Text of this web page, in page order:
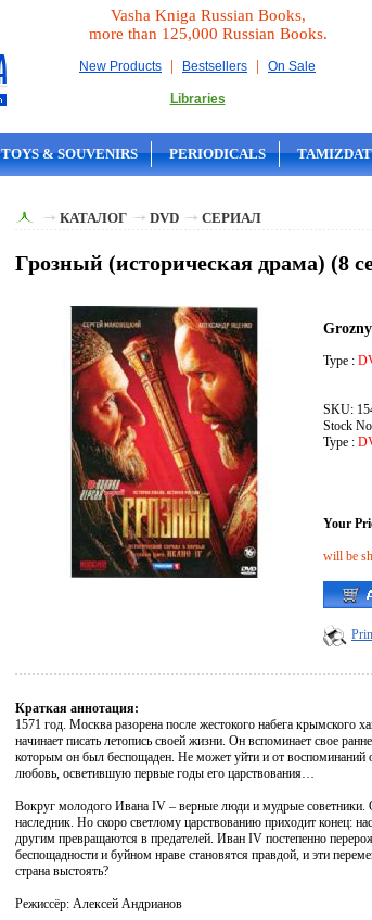
Vasha Kniga Russian Books,
more than 125,000 Russian Books.
New Products | Bestsellers | On Sale
Libraries
TOYS & SOUVENIRS PERIODICALS TAMIZDAT
КАТАЛОГ DVD СЕРИАЛ
Грозный (историческая драма) (8
Type :
SKU:
Stock
Type :
Your
will be
Краткая аннотация:
1571 год. Москва разорена после жестокого набега крымского
начинает писать летопись своей жизни. Он вспоминает свое
которым он был беспощаден. Не может уйти и от
любовь, осветившую первые годы его царствования…
Вокруг молодого Ивана IV – верные люди и мудрые советники.
наследник. Но скоро светлому царствованию приходит конец:
другим превращаются в предателей. Иван IV постепенно
беспощадности и буйном нраве становятся правдой, и эти
страна выстоять?
Режиссёр: Алексей Андрианов